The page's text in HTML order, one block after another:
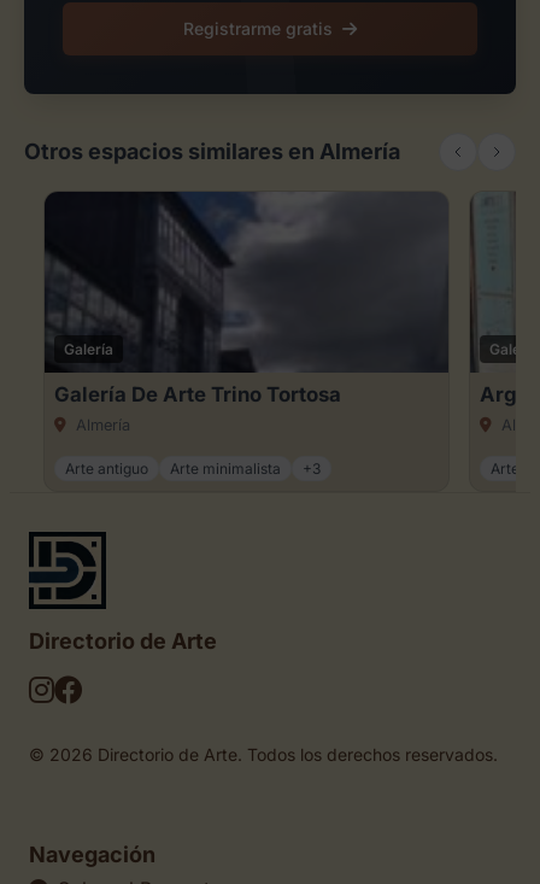
Registrarme gratis
Otros espacios similares en Almería
Galería
Galería De Arte Trino Tortosa
Almería
Arte antiguo Arte minimalista +3
Galería
Argar
Arte
Directorio de Arte
© 2026 Directorio de Arte. Todos los derechos reservados.
Navegación